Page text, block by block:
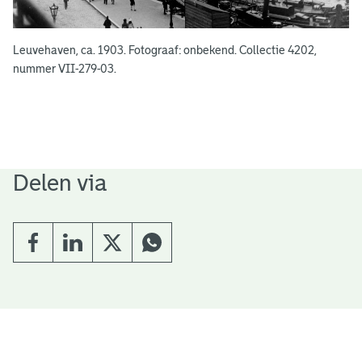
Leuvehaven, ca. 1903. Fotograaf: onbekend. Collectie 4202,
nummer VII-279-03.
Delen via